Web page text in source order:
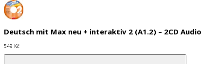
Deutsch mit Max neu + interaktiv 2 (A1.2) – 2CD Audio
549 Kč